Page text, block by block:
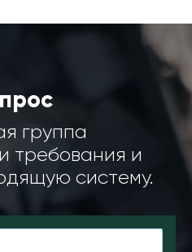
группа
требования и
систему.